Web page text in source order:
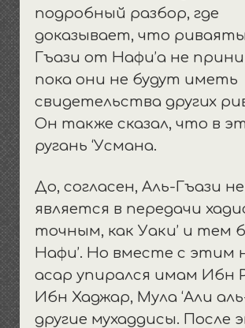
подробный разбор, где
доказывает, что
Гъази от Нафи’а не
пока они не будут иметь
свидетельства других
Он также сказал, что в
ругань ‘Усмана.
До, согласен, Аль-Гъази не
является в передачи
точным, как Уаки’ и тем
Нафи’. Но вместе с этим
асар упирался имам Ибн
Ибн Хаджар, Мула ‘Али
другие мухаддисы. После